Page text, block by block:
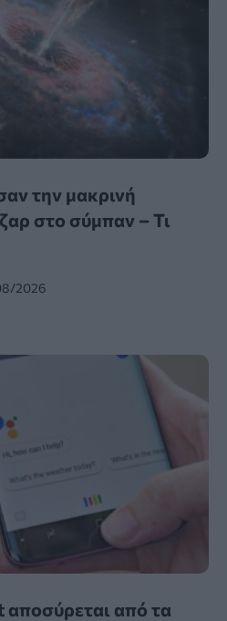
την μακρινή
στο σύμπαν – Τι
2026
από τα